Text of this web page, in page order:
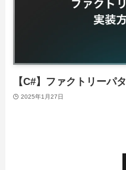
【C#】ファクトリーパ
2025年1月27日